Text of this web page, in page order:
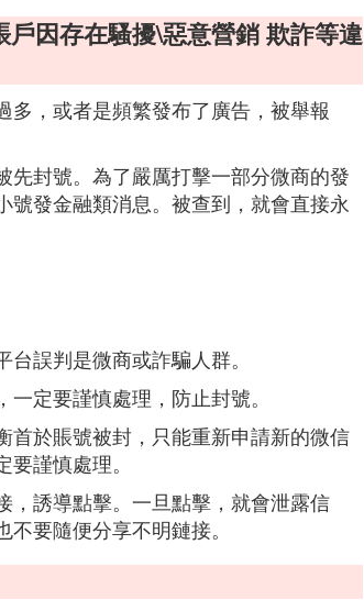
因存在騷擾\惡意營銷 欺詐等違
，或者是頻繁發布了廣告，被舉報
封號。為了嚴厲打擊一部分微商的發
發金融類消息。被查到，就會直接永
誤判是微商或詐騙人群。
定要謹慎處理，防止封號。
首於賬號被封，只能重新申請新的微信
謹慎處理。
，誘導點擊。一旦點擊，就會泄露信
要隨便分享不明鏈接。